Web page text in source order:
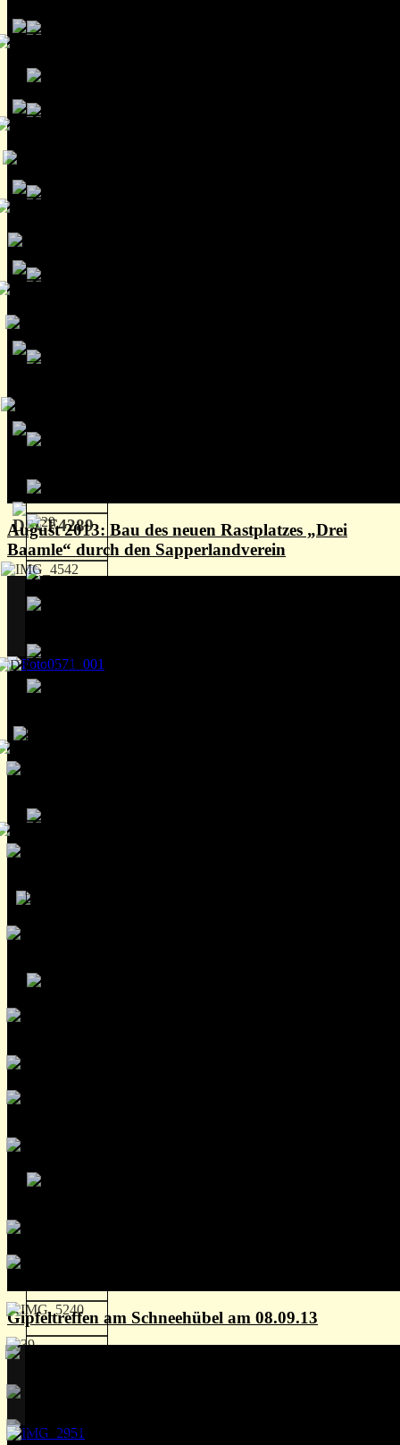
August 2013: Bau des neuen Rastplatzes „Drei
Baamle“ durch den Sapperlandverein
Gipfeltreffen am Schneehübel am 08.09.13